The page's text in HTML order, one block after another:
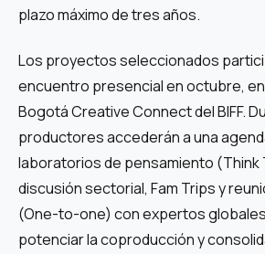
plazo máximo de tres años.
Los proyectos seleccionados
encuentro presencial en octubre,
Bogotá Creative Connect del BIFF.
productores accederán a una
laboratorios de pensamiento (Think
discusión sectorial, Fam Trips y
(One-to-one) con expertos
potenciar la coproducción y